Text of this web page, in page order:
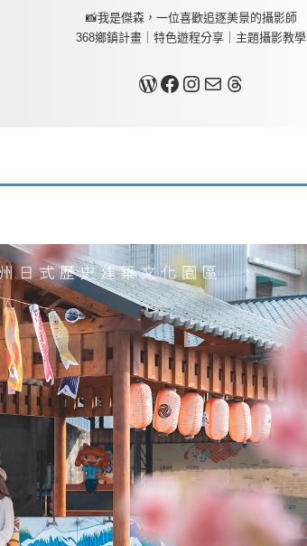
📸我是傑森，一位喜歡追逐美景的攝影師
368鄉鎮計畫｜特色遊程分享｜主題攝影教學
關於我Facebook InstagramMail Threads